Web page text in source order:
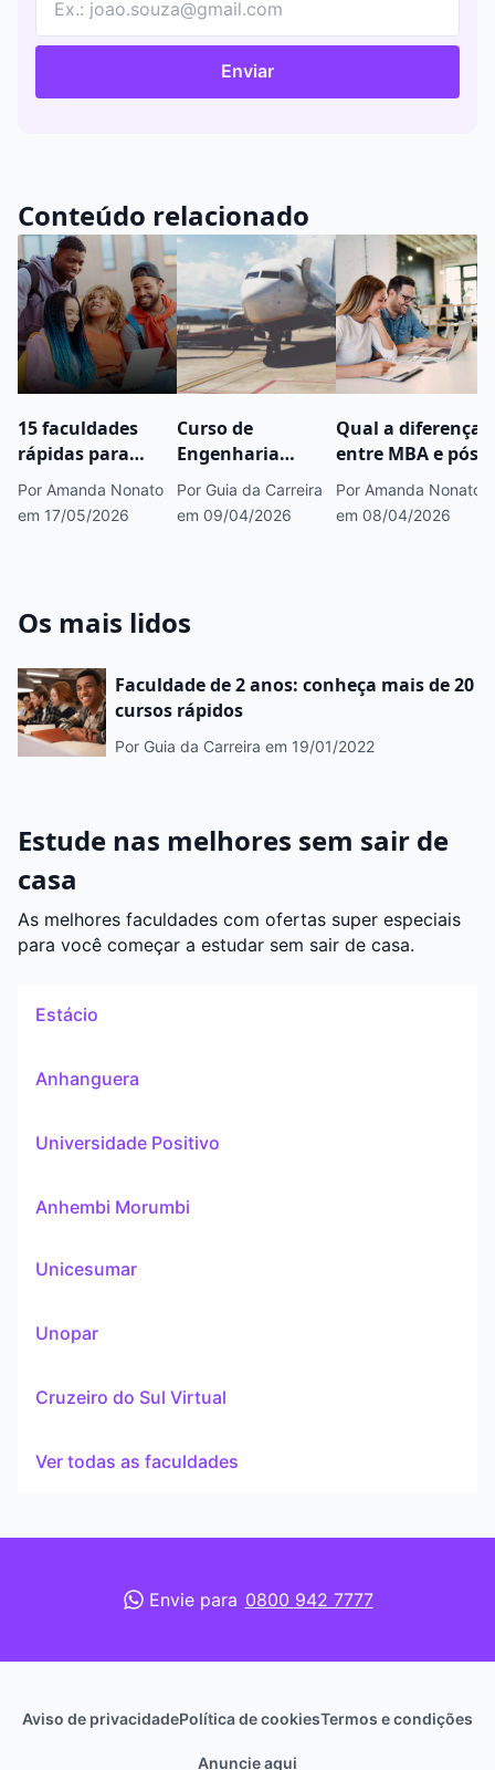
Enviar
Conteúdo relacionado
15 faculdades
rápidas para
fazer concurso
público que você
precisa conhecer
Por Amanda Nonato
em 17/05/2026
Curso de
Engenharia
Aeronáutica:
carreira, salário e
onde estudar
Por Guia da Carreira
em 09/04/2026
Qual a diferença
entre MBA e pós-
graduação?
Por Amanda Nonato
em 08/04/2026
Os mais lidos
Faculdade de 2 anos: conheça mais de 20
cursos rápidos
Por Guia da Carreira em 19/01/2022
Estude nas melhores sem sair de
casa
As melhores faculdades com ofertas super especiais
para você começar a estudar sem sair de casa.
Estácio
Anhanguera
Universidade Positivo
Anhembi Morumbi
Unicesumar
Unopar
Cruzeiro do Sul Virtual
Ver todas as faculdades
Envie para 0800 942 7777
Aviso de privacidadePolítica de cookiesTermos e condições
Anuncie aqui